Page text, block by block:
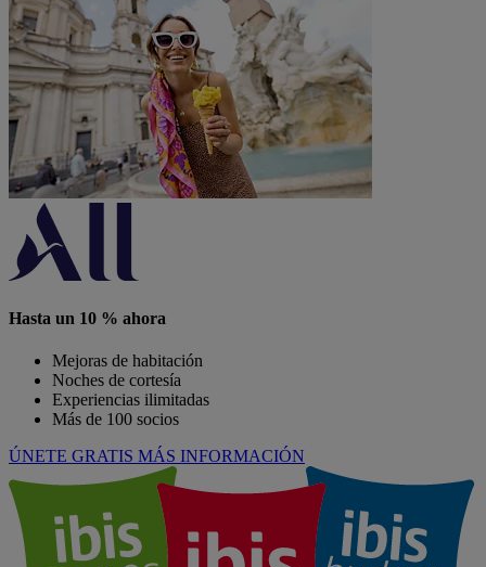
Hasta un 10 % ahora
Mejoras de habitación
Noches de cortesía
Experiencias ilimitadas
Más de 100 socios
ÚNETE GRATIS MÁS INFORMACIÓN